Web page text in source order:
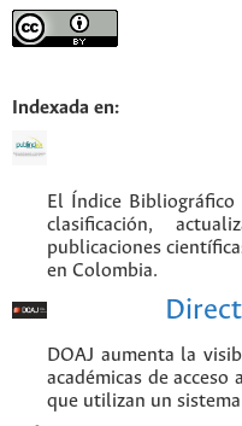
Indexada en:
El Índice
clasificación,
publicaciones
en Colombia.
DOAJ aumenta la
académicas de
que utilizan un